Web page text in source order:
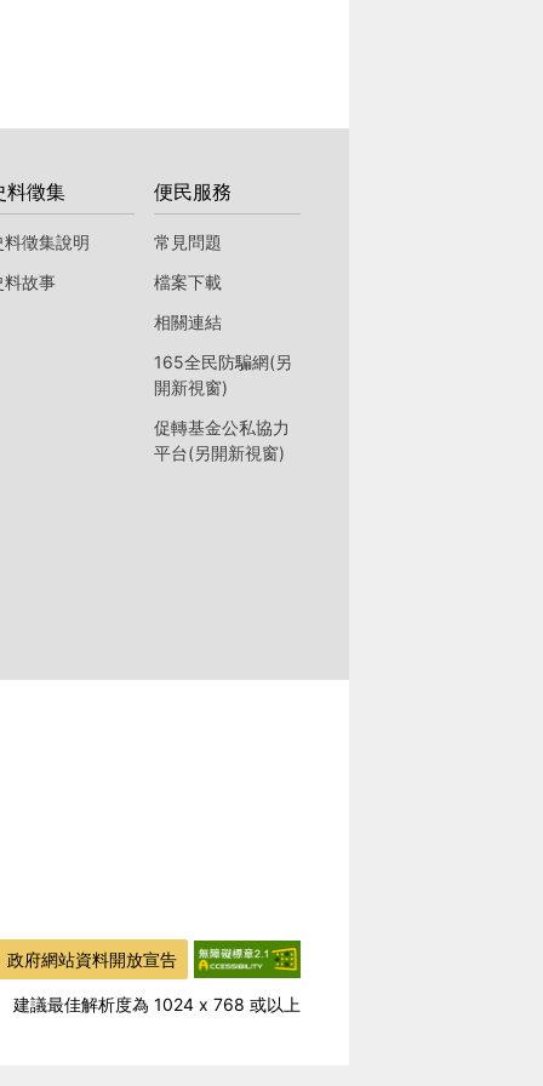
料徵集
料徵集說明
料故事
便民服務
常見問題
檔案下載
相關連結
165全民防騙網(另
開新視窗)
促轉基金公私協力
平台(另開新視窗)
政府網站資料開放宣告
建議最佳解析度為 1024 x 768 或以上